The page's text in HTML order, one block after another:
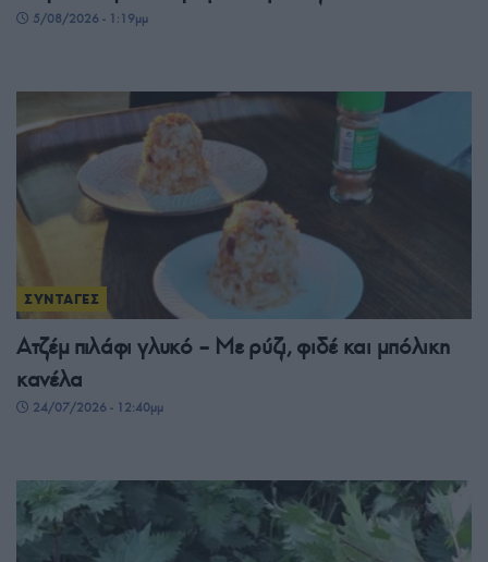
5/08/2026 - 1:19μμ
ΣΥΝΤΑΓΕΣ
Ατζέμ πιλάφι γλυκό – Mε ρύζι, φιδέ και μπόλικη
κανέλα
24/07/2026 - 12:40μμ